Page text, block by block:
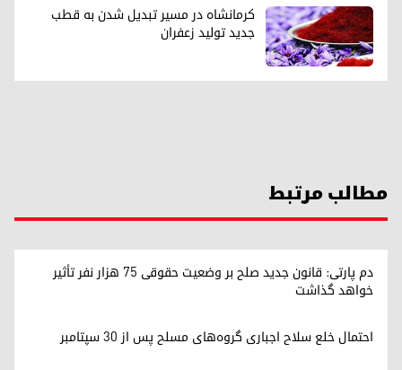
کرمانشاه در مسیر تبدیل شدن به قطب
جدید تولید زعفران
مطالب مرتبط
دم پارتی: قانون جدید صلح بر وضعیت حقوقی ۷۵ هزار نفر تأثیر
خواهد گذاشت
احتمال خلع سلاح اجباری گروه‌های مسلح پس از ۳۰ سپتامبر